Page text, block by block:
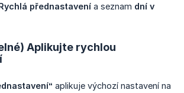
přednastavení a seznam dní v
Aplikujte rychlou
aplikuje výchozí nastavení na